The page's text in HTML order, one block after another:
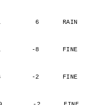
-1         6      RAIN
11        -8      FINE
6        -2      FINE